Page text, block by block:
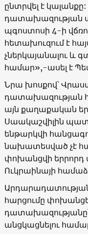
ընտրվել է
դատախազության
պգոստոսի 4-ի
հետախուզում է
չներկայանալու և
համար»,-ասել է
Նրա խոսքով՝
դատախազության
այն քաղաքական
Սաակաշվիլին
ենթարկվի
նախատեսված չէ
փոխանցվի երրորդ
Ուկրաինայի
Արդարադատության
հարցումը
անցկացնելու